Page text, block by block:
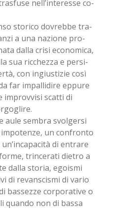
nel­l’in­te­res­se co­
sto­ri­co do­vreb­be tra­
a una na­zio­ne pro­
dal­la cri­si eco­no­mi­ca,
sua ric­chez­za e per­si­
con in­giu­sti­zie così
far im­pal­li­di­re ep­pu­re
im­prov­vi­si scat­ti di
aule sem­bra svol­ger­si
un con­fron­to
di en­tra­re
trin­ce­ra­ti die­tro a
dal­la sto­ria, egoi­smi
di re­van­sci­smi di va­rio
bas­sez­ze cor­po­ra­ti­ve o
quan­do non di bas­sa